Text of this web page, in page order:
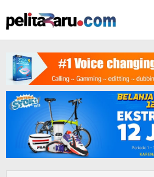
ke
konten